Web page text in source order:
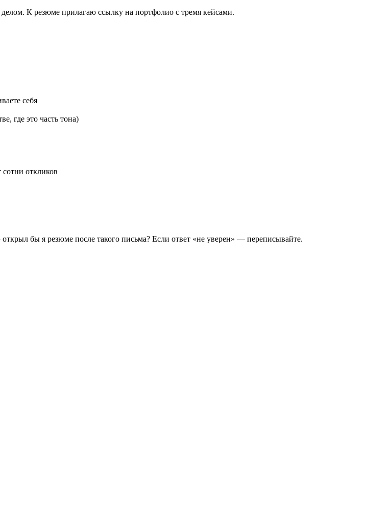
К резюме прилагаю ссылку на портфолио с тремя кейсами.
себя
где это часть тона)
откликов
бы я резюме после такого письма? Если ответ «не уверен» — переписывайте.